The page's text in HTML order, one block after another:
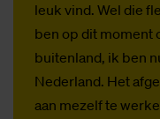
leuk vind. Wel die
ben op dit moment
buitenland, ik ben
Nederland. Het
aan mezelf te